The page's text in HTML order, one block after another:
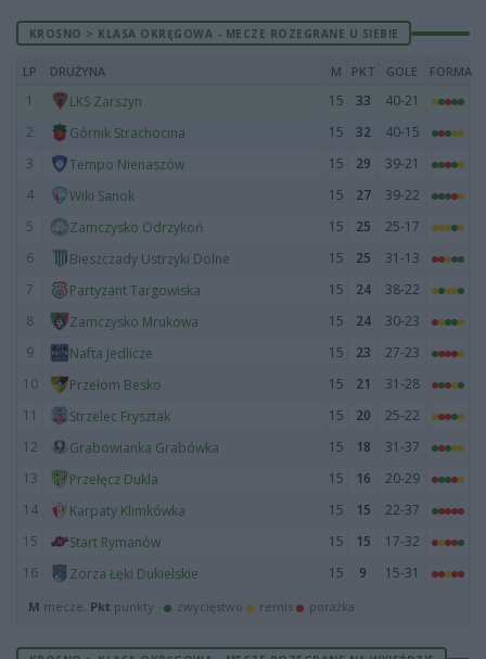
KROSNO > KLASA OKRĘGOWA - MECZE ROZEGRANE U SIEBIE
LP DRUŻYNA M PKT GOLE FORMA
1 LKS Zarszyn 15 33
40-21
2
Górnik Strachocina 15 32
40-15
3
Tempo Nienaszów 15 29
39-21
4
Wiki Sanok 15 27
39-22
5
Zamczysko Odrzykoń 15 25
25-17
6
Bieszczady Ustrzyki Dolne 15 25
31-13
7
Partyzant Targowiska 15 24
38-22
8
Zamczysko Mrukowa 15 24
30-23
9
Nafta Jedlicze 15 23
27-23
10
Przełom Besko 15 21
31-28
11
Strzelec Frysztak 15 20
25-22
12
Grabowianka Grabówka 15 18
31-37
13
Przełęcz Dukla 15 16
20-29
14
Karpaty Klimkówka 15 15
22-37
15
Start Rymanów 15 15
17-32
16
Zorza Łęki Dukielskie 15 9 15-31
M mecze, Pkt punkty · zwycięstwo remis porażka